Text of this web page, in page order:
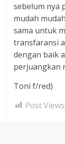
sebelum nya
mudah
sama untuk
transfaransi
dengan baik
perjuangkan
Toni f/red)
Post Views: